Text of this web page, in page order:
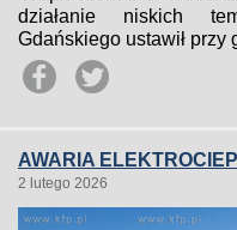
działanie niskich
Gdańskiego ustawił przy
AWARIA
2 lutego 2026